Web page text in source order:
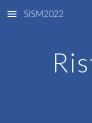
Skip to main content
SISM2022